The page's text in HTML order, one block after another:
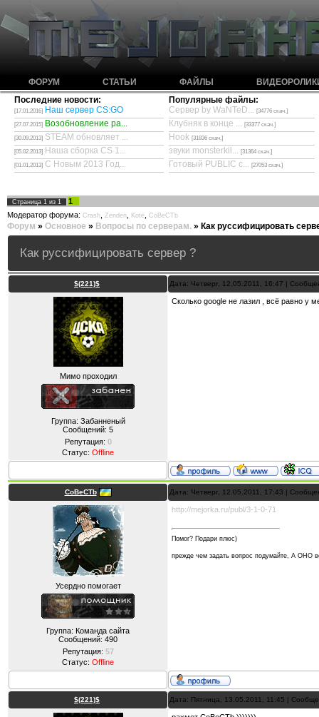
ФОРУМ СТАТЬИ ФАЙЛЫ
Последние новости:
[17.01.2016] Наш сервер CS:GO
[27.07.2015] Возобновление ра...
[30.09.2013] STEAM обновляет ...
[05.02.2013] Наша сборка CS 1...
[01.01.2013] С Новым 2013 Год...
Популярные файлы:
Сервер by WaNTeD... [34776 скач.]
Клубняк в конце ... [33377 скач.]
Hook [31836 скач.]
звуки monsterkil... [31364 скач.]
Готовый PUBLIC с... [27053 скач.]
Страница 1 из 1
1
Модератор форума: Crash Zenden Kote CoBeCTb
Форум » Основное » Вопросы по серверам. » Как руссифицировать
Как руссифицировать сервер ?
$(221)$ Дата: Четверг, 12.05.2011, 16:47 |
Мимо проходил
Группа: Забанненый
Сообщений: 5
Репутация: 0
Статус: Offline
Сколько google не лазил , всё равно у
CoBeCTb Дата: Четверг, 12.05.2011, 17:43 |
Усердно помогает
Группа: Команда сайта
Сообщений: 490
Репутация: 57
Статус: Offline
http://mejorka.ru/publ/3-1-0-71
Помог? Подари плюс)
прежде чем задать вопрос подумайте, А
$(221)$ Дата: Пятница, 13.05.2011, 11:45 |